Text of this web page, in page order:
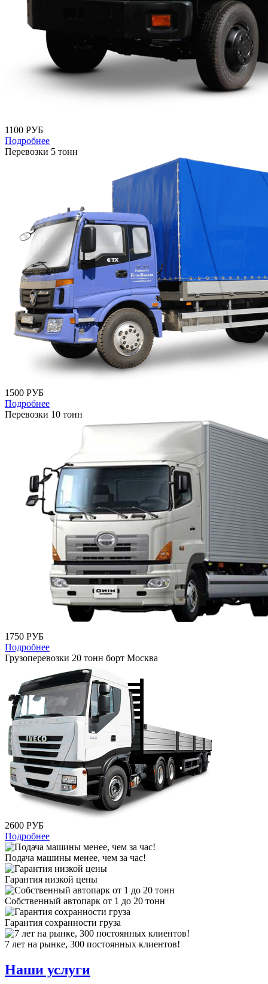
1100 РУБ
Подробнее
Перевозки 5 тонн
1500 РУБ
Подробнее
Перевозки 10 тонн
1750 РУБ
Подробнее
Грузоперевозки 20 тонн борт Москва
2600 РУБ
Подробнее
Подача машины менее, чем за час!
Гарантия низкой цены
Собственный автопарк от 1 до 20 тонн
Гарантия сохранности груза
7 лет на рынке, 300 постоянных клиентов!
Наши услуги